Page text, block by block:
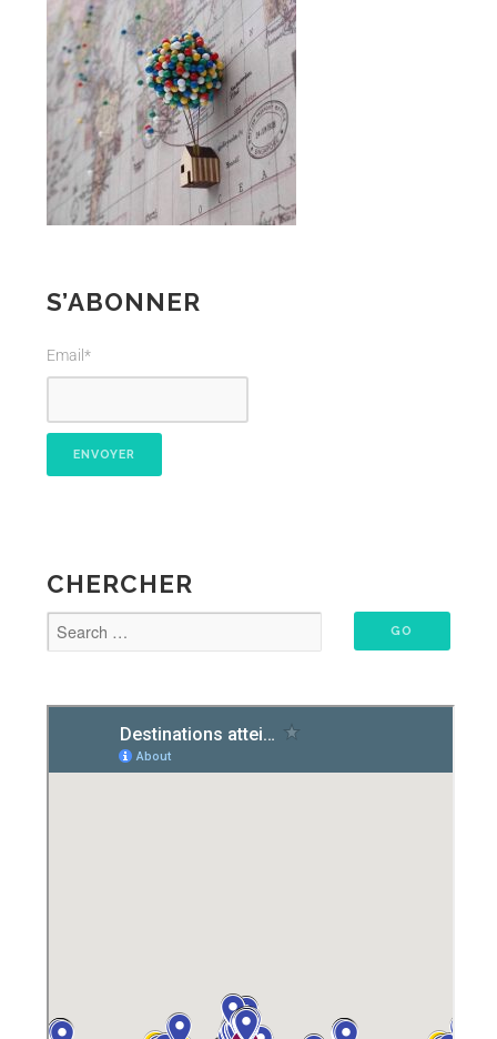
S’ABONNER
Email*
CHERCHER